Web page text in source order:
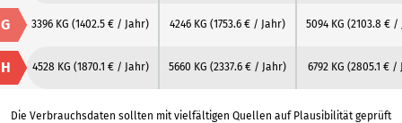
G 3396 KG (1402.5 € / Jahr) 4246 KG (1753.6 € / Jahr) 5094 KG (2103.8 € /
H 4528 KG (1870.1 € / Jahr) 5660 KG (2337.6 € / Jahr) 6792 KG (2805.1 € /
Die Verbrauchsdaten sollten mit vielfältigen Quellen auf Plausibilität geprüft